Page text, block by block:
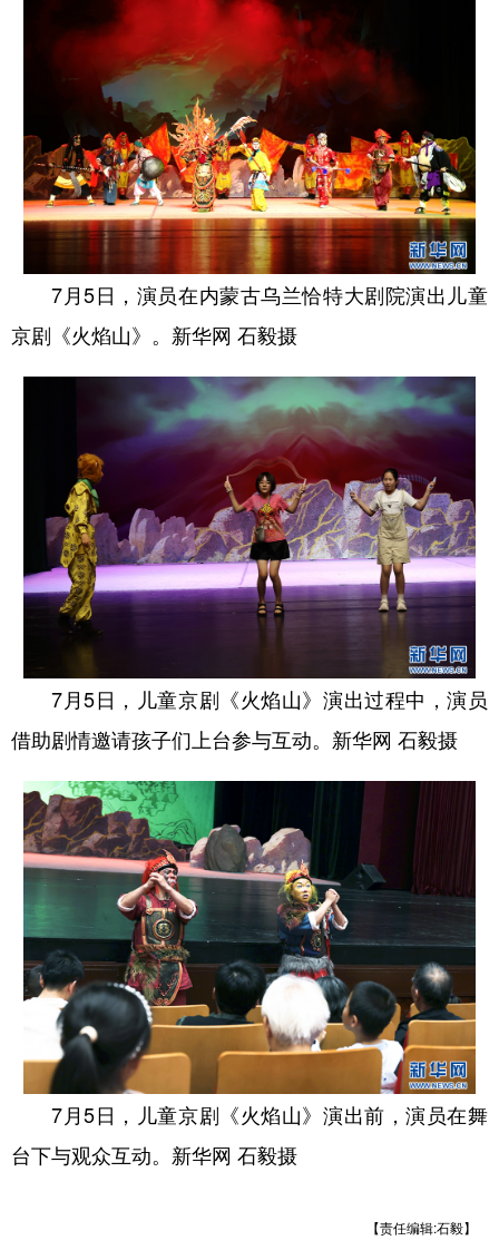
7月5日，演员在内蒙古乌兰恰特大剧院演出儿童
京剧《火焰山》。新华网 石毅摄
7月5日，儿童京剧《火焰山》演出过程中，演员
借助剧情邀请孩子们上台参与互动。新华网 石毅摄
7月5日，儿童京剧《火焰山》演出前，演员在舞
台下与观众互动。新华网 石毅摄
【责任编辑:石毅】